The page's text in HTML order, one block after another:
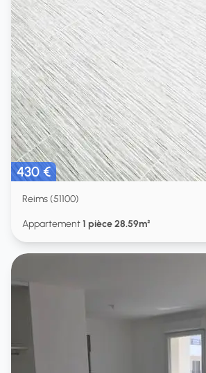
430 €
Reims (51100)
Appartement1 pièce 28.59m²